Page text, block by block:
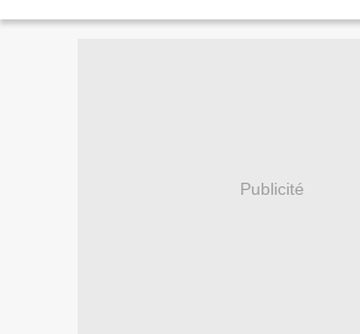
-...
Publicité